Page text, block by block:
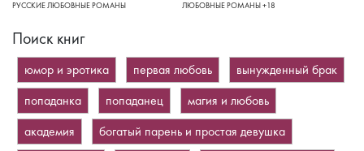
РУССКИЕ ЛЮБОВНЫЕ РОМАНЫ
ЛЮБОВНЫЕ РОМАНЫ +18
Поиск книг
юмор и эротика первая любовь
вынужденный брак
попаданка
попаданец
магия и любовь
академия
богатый парень и простая девушка